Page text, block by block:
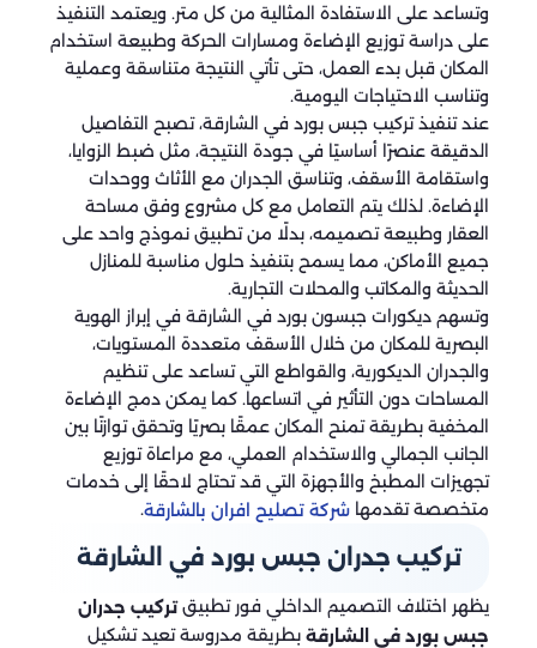
وتساعد على الاستفادة المثالية من كل متر. ويعتمد التنفيذ
على دراسة توزيع الإضاءة ومسارات الحركة وطبيعة استخدام
المكان قبل بدء العمل، حتى تأتي النتيجة متناسقة وعملية
وتناسب الاحتياجات اليومية.
عند تنفيذ تركيب جبس بورد في الشارقة، تصبح التفاصيل
الدقيقة عنصرًا أساسيًا في جودة النتيجة، مثل ضبط الزوايا،
واستقامة الأسقف، وتناسق الجدران مع الأثاث ووحدات
الإضاءة. لذلك يتم التعامل مع كل مشروع وفق مساحة
العقار وطبيعة تصميمه، بدلًا من تطبيق نموذج واحد على
جميع الأماكن، مما يسمح بتنفيذ حلول مناسبة للمنازل
الحديثة والمكاتب والمحلات التجارية.
وتسهم ديكورات جبسون بورد في الشارقة في إبراز الهوية
البصرية للمكان من خلال الأسقف متعددة المستويات،
والجدران الديكورية، والقواطع التي تساعد على تنظيم
المساحات دون التأثير في اتساعها. كما يمكن دمج الإضاءة
المخفية بطريقة تمنح المكان عمقًا بصريًا وتحقق توازنًا بين
الجانب الجمالي والاستخدام العملي، مع مراعاة توزيع
تجهيزات المطبخ والأجهزة التي قد تحتاج لاحقًا إلى خدمات
متخصصة تقدمها شركة تصليح افران بالشارقة.
تركيب جدران جبس بورد في الشارقة
يظهر اختلاف التصميم الداخلي فور تطبيقتركيب جدران
جبس بورد في الشارقة بطريقة مدروسة تعيد تشكيل